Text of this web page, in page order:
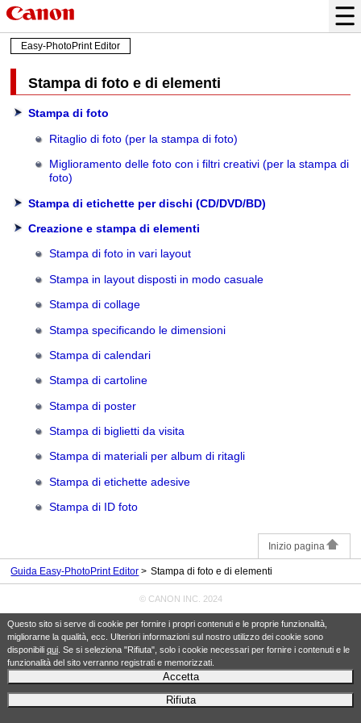
Questo sito si serve di cookie per fornire i propri contenuti e le proprie funzionalità,
migliorarne la qualità, ecc. Ulteriori informazioni sul nostro utilizzo dei cookie sono
disponibili qui. Se si seleziona "Rifiuta", solo i cookie necessari per fornire i contenuti e le
funzionalità del sito verranno registrati e memorizzati.
Accetta
Rifiuta
Easy-PhotoPrint Editor
Stampa di foto e di elementi
Stampa di foto
Ritaglio di foto (per la stampa di foto)
Miglioramento delle foto con i filtri creativi (per la stampa di
foto)
Stampa di etichette per dischi (CD/DVD/BD)
Creazione e stampa di elementi
Stampa di foto in vari layout
Stampa in layout disposti in modo casuale
Stampa di collage
Stampa specificando le dimensioni
Stampa di calendari
Stampa di cartoline
Stampa di poster
Stampa di biglietti da visita
Stampa di materiali per album di ritagli
Stampa di etichette adesive
Stampa di ID foto
Inizio pagina
Guida Easy-PhotoPrint Editor Stampa di foto e di elementi
© CANON INC. 2024